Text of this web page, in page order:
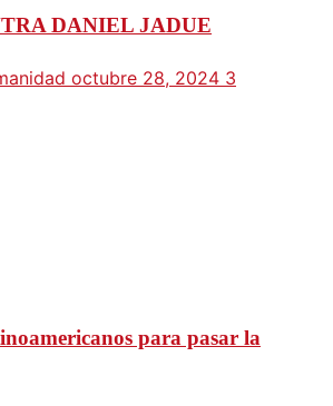
DANIEL JADUE
octubre 28, 2024 3
para pasar la